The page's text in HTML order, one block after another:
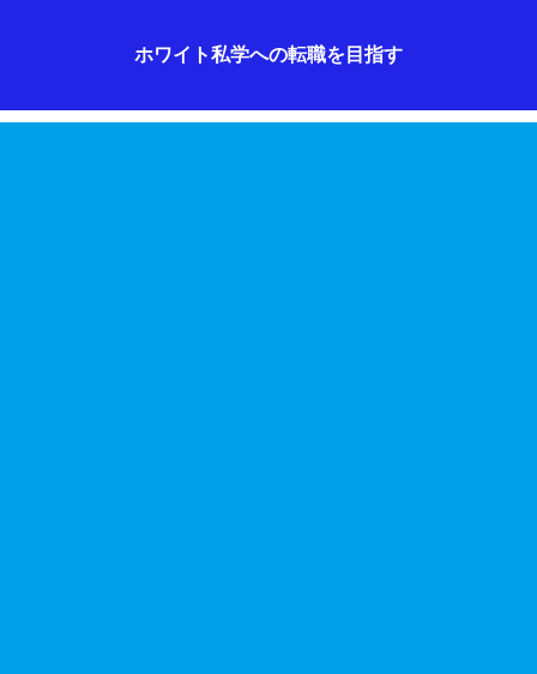
ホワイト私学への転職を目指す